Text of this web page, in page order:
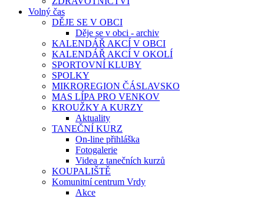
Volný čas
DĚJE SE V OBCI
Děje se v obci - archiv
KALENDÁŘ AKCÍ V OBCI
KALENDÁŘ AKCÍ V OKOLÍ
SPORTOVNÍ KLUBY
SPOLKY
MIKROREGION ČÁSLAVSKO
MAS LÍPA PRO VENKOV
KROUŽKY A KURZY
Aktuality
TANEČNÍ KURZ
On-line přihláška
Fotogalerie
Videa z tanečních kurzů
KOUPALIŠTĚ
Komunitní centrum Vrdy
Akce